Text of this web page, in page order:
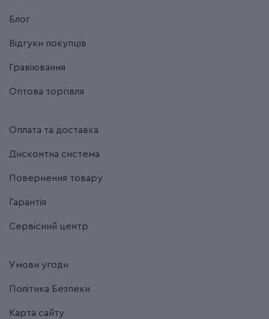
Блог
Відгуки покупців
Гравіювання
Оптова торгівля
Оплата та доставка
Дисконтна система
Повернення товару
Гарантія
Сервісний центр
Умови угоди
Політика Безпеки
Карта сайту